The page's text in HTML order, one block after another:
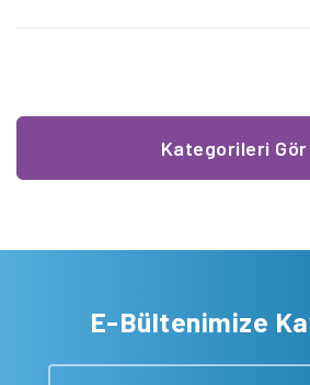
yönlendirme süreçlerini yürütmek
Kategorileri Gör
E-Bültenimize